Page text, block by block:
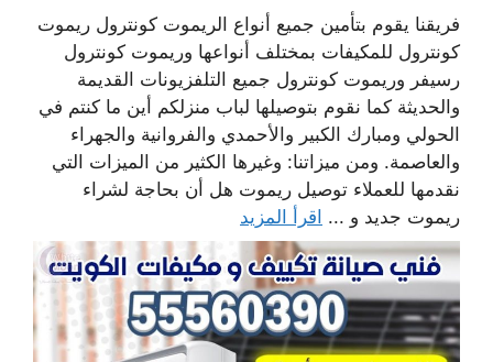
فريقنا يقوم بتأمين جميع أنواع الريموت كونترول ريموت
كونترول للمكيفات بمختلف أنواعها وريموت كونترول
رسيفر وريموت كونترول جميع التلفزيونات القديمة
والحديثة كما نقوم بتوصيلها لباب منزلكم أين ما كنتم في
الحولي ومبارك الكبير والأحمدي والفروانية والجهراء
والعاصمة. ومن ميزاتنا: وغيرها الكثير من الميزات التي
نقدمها للعملاء توصيل ريموت هل أن بحاجة لشراء
ريموت جديد و ... اقرأ المزيد